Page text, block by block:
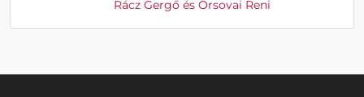
Rácz Gergő és Orsovai Reni